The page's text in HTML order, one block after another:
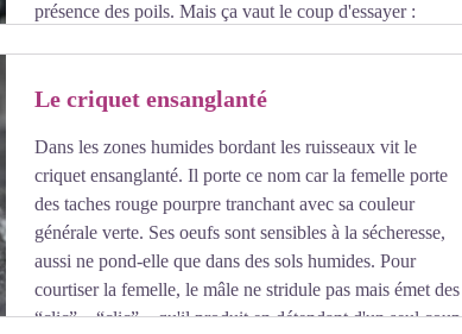
écran
présence des poils. Mais ça vaut le coup d'essayer :
Le criquet ensanglanté
Dans les zones humides bordant les ruisseaux vit le
criquet ensanglanté. Il porte ce nom car la femelle porte
des taches rouge pourpre tranchant avec sa couleur
générale verte. Ses oeufs sont sensibles à la sécheresse,
aussi ne pond-elle que dans des sols humides. Pour
courtiser la femelle, le mâle ne stridule pas mais émet des
“clic”... “clic”... qu'il produit en détendant d'un seul coup